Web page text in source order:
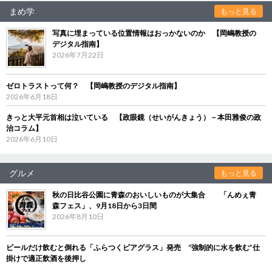
まめ学 もっと見る
写真に埋まっている位置情報はおっかないのか 【岡嶋教授の
デジタル指南】
2026年7月22日
ゼロトラストって何？ 【岡嶋教授のデジタル指南】
2026年6月18日
きっと大平元首相は泣いている 【政眼鏡（せいがんきょう）－本田雅俊の政
治コラム】
2026年6月10日
グルメ もっと見る
秋の日比谷公園に青森のおいしいものが大集合 「んめぇ青
森フェス」、9月18日から3日間
2026年8月10日
ビールだけ飲むと倒れる「ふらつくビアグラス」発売 “強制的に水を飲む”仕
掛けで適正飲酒を後押し